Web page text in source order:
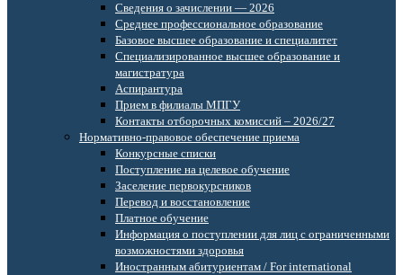
Сведения о зачислении — 2026
Среднее профессиональное образование
Базовое высшее образование и специалитет
Специализированное высшее образование и
магистратура
Аспирантура
Прием в филиалы МПГУ
Контакты отборочных комиссий – 2026/27
Нормативно-правовое обеспечение приема
Конкурсные списки
Поступление на целевое обучение
Заселение первокурсников
Перевод и восстановление
Платное обучение
Информация о поступлении для лиц с ограниченными
возможностями здоровья
Иностранным абитуриентам / For international